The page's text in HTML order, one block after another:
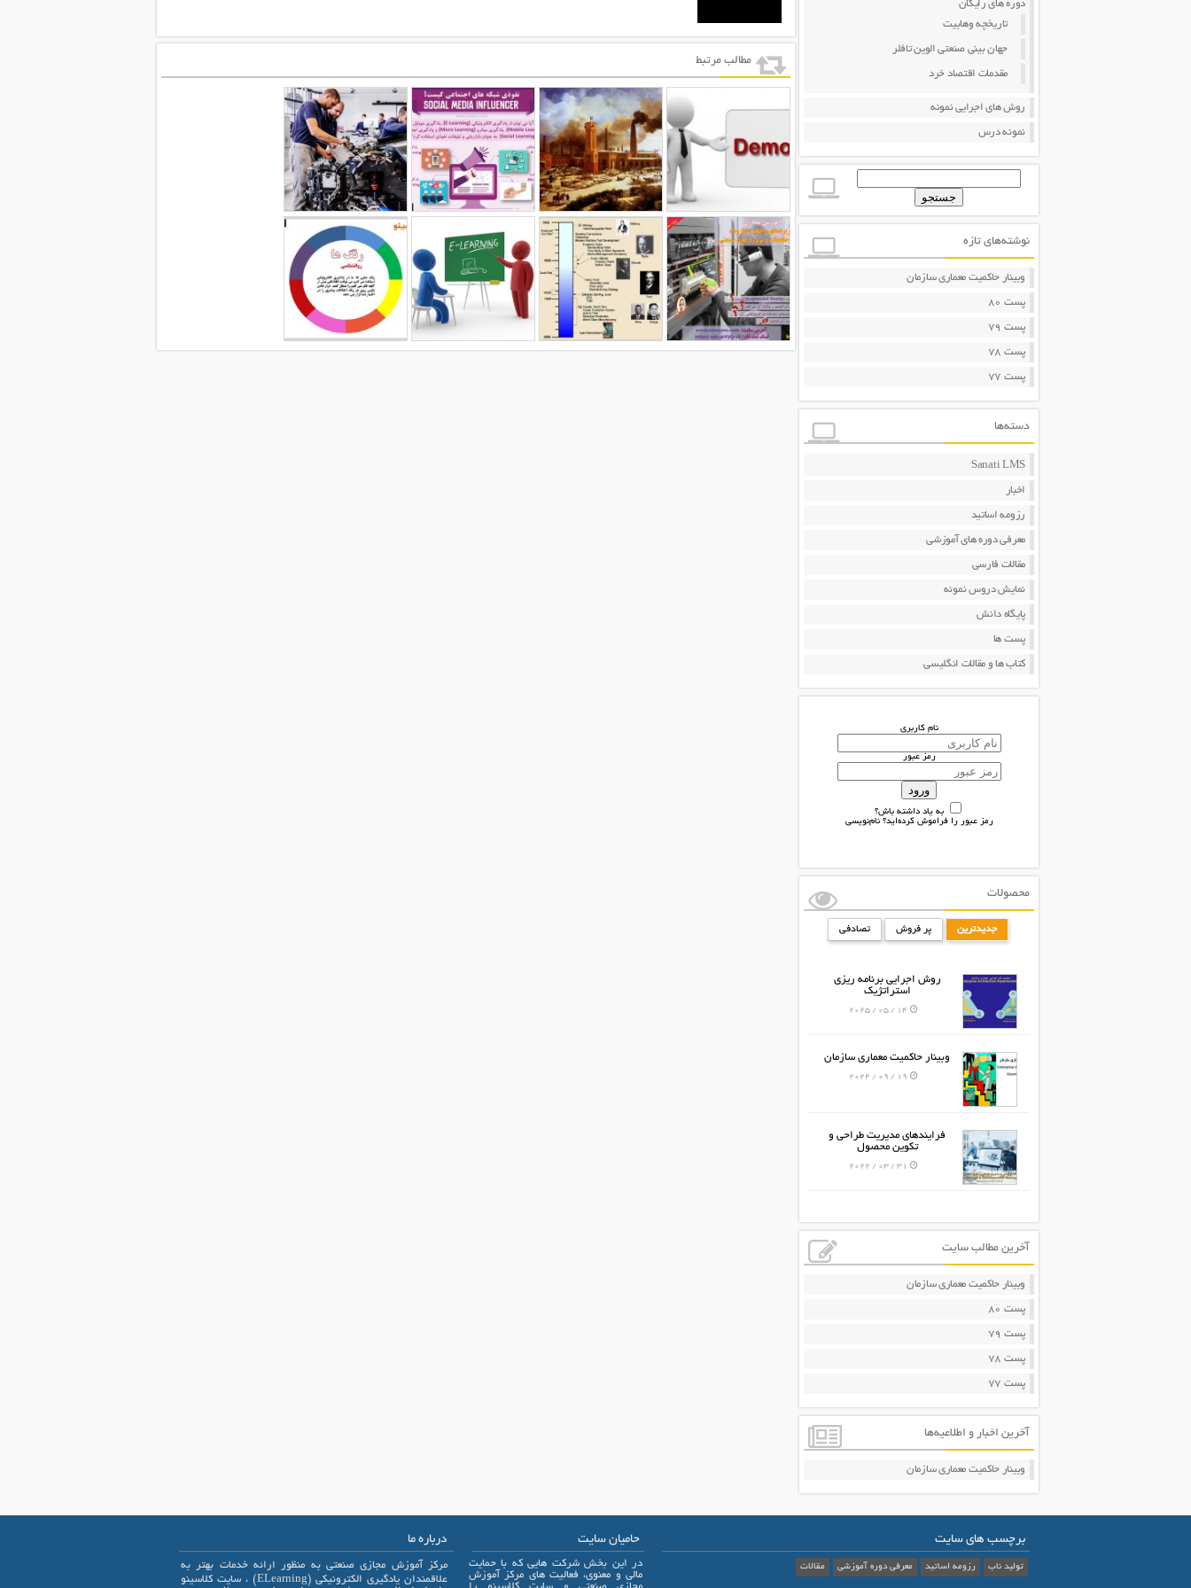
دوره های رایگان
تاریخچه وهابیت
جهان بینی صنعتی الوین تافلر
مقدمات اقتصاد خرد
روش های اجرایی نمونه
نمونه درس
جستجو
نوشته‌های تازه
وبینار حاکمیت معماری سازمان
پست 80
پست 79
پست 78
پست 77
دسته‌ها
Sanati LMS
اخبار
رزومه اساتید
معرفی دوره های آموزشی
مقالات فارسی
نمایش دروس نمونه
پایگاه دانش
پست ها
کتاب ها و مقالات انگلیسی
نام کاربری
رمز عبور
به یاد داشته باش؟
رمز عبور را فراموش کرده‌اید؟ نام‌نویسی
محصولات
جدیدترین پر فروش تصادفی
روش اجرایی برنامه ریزی
استراتژیک
14 / 05 / 2025
وبینار حاکمیت معماری سازمان
19 / 09 / 2024
فرایندهای مدیریت طراحی و
تکوین محصول
31 / 03 / 2022
آخرین مطالب سایت
وبینار حاکمیت معماری سازمان
پست 80
پست 79
پست 78
پست 77
آخرین اخبار و اطلاعیه‌ها
وبینار حاکمیت معماری سازمان
مطالب مرتبط
برچسب های سایت
تولید ناب رزومه اساتید معرفی دوره آموزشی مقالات
حامیان سایت
در این بخش شرکت هایی که با حمایت
مالی و معنوی، فعالیت های مرکز آموزش
درباره ما
مرکز آموزش مجازی صنعتی به منظور ارائه خدمات بهتر به
علاقمندان یادگیری الکترونیکی (ELearning) ، سایت کلاسینو